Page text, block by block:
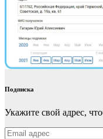
Подписка
Укажите свой адрес,
Email